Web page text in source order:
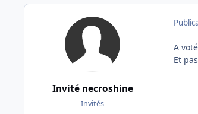
Invité necroshine
Invités
A
Et